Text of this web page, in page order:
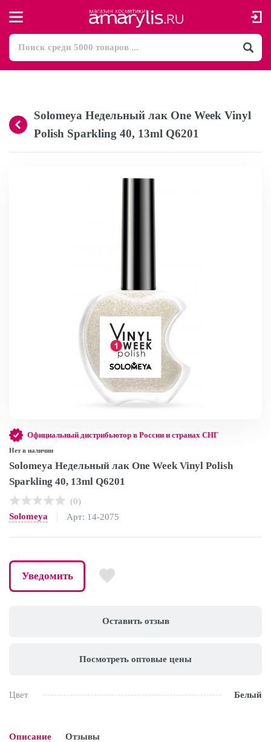
Solomeya Недельный лак One Week Vinyl
Polish Sparkling 40, 13ml Q6201
Оставить отзыв
Посмотреть оптовые цены
Цвет Белый
Официальный дистрибьютор в России и странах СНГ
Нет в наличии
Solomeya Недельный лак One Week Vinyl Polish
Sparkling 40, 13ml Q6201
(0)
Solomeya
Арт: 14-2075
Уведомить
Описание Отзывы